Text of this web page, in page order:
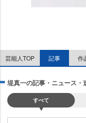
芸能人TOP 記事 作
堤真一の記事・ニュース・
すべて